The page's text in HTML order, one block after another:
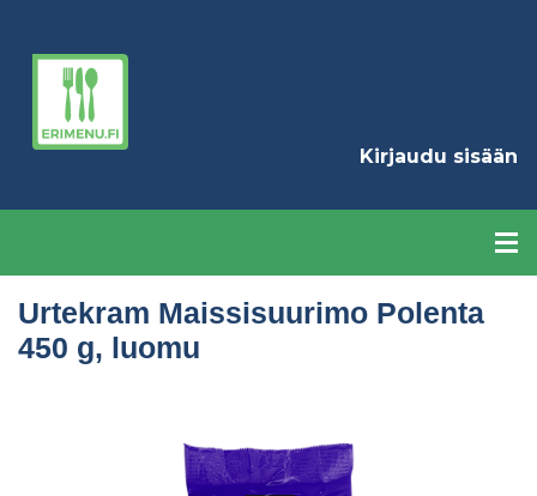
Kirjaudu sisään
Urtekram Maissisuurimo Polenta
450 g, luomu